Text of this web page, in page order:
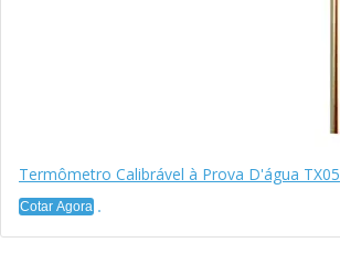
Termômetro Calibrável à Prova D'água TX05
Cotar Agora